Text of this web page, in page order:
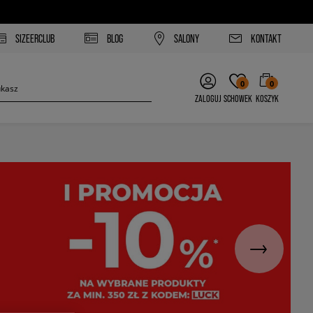
SIZEERCLUB BLOG SALONY KONTAKT
ZALOGUJ
0
SCHOWEK
0
KOSZYK